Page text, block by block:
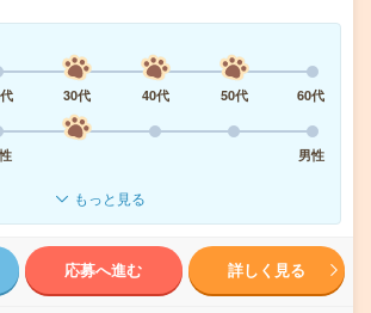
30代 40代 50代
60代
男性
もっと見る
応募へ進む 詳しく見る